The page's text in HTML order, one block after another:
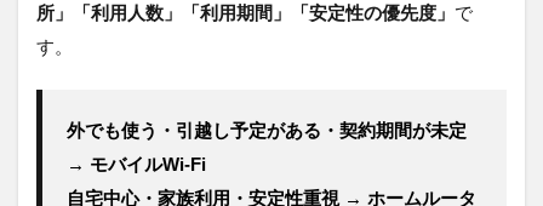
所」「利用人数」「利用期間」「安定性の優先度」 で
す。
外でも使う・引越し予定がある・契約期間が未定
→ モバイルWi-Fi
自宅中心・家族利用・安定性重視 → ホームルータ